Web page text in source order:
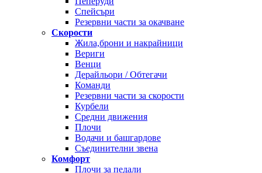
Спейсъри
Резервни части за окачване
Скорости
Жила,брони и накрайници
Вериги
Венци
Дерайльори / Обтегачи
Команди
Резервни части за скорости
Курбели
Средни движения
Плочи
Водачи и башгардове
Съединителни звена
Комфорт
Плочи за педали